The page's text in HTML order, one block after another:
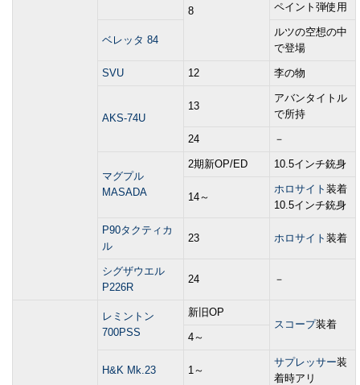
8
ペイント弾使用
ベレッタ 84
ルツの空想の中
で登場
SVU 12 李の物
AKS-74U
13
アバンタイトル
で所持
24 －
マグプル
MASADA
2期新OP/ED 10.5インチ銃身
14～
ホロサイト 装着
10.5インチ銃身
P90タクティカ
ル
23 ホロサイト 装着
シグザウエル
P226R
24 －
レミントン
700PSS
新旧OP
スコープ装着
4～
H&K Mk.23 1～
サプレッサー装
着時アリ